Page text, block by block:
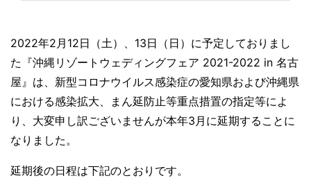
2022年2月12日（土）、13日（日）に予定しておりまし
た『沖縄リゾートウェディングフェア 2021-2022 in 名古
屋』は、新型コロナウイルス感染症の愛知県および沖縄県
における感染拡大、まん延防止等重点措置の指定等によ
り、大変申し訳ございませんが本年3月に延期することに
なりました。
延期後の日程は下記のとおりです。